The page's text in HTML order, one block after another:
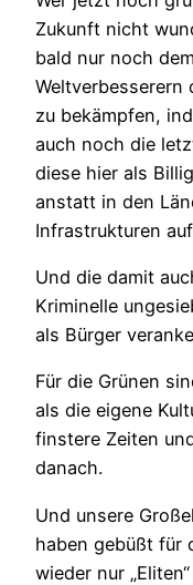
Zukunft nicht
bald nur noch
Weltverbesserern
zu bekämpfen,
auch noch die
diese hier als
anstatt in den
Infrastrukturen
Und die damit
Kriminelle
als Bürger
Für die Grünen
als die eigene
finstere Zeiten
danach.
Und unsere
haben gebüßt für
wieder nur